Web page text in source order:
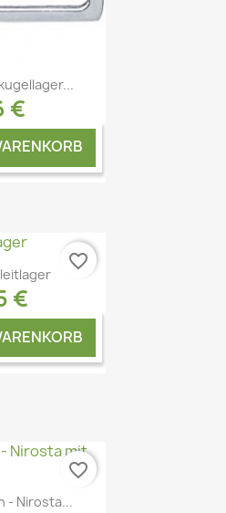
€
€
favorite_border
- Nirosta...
favorite_border